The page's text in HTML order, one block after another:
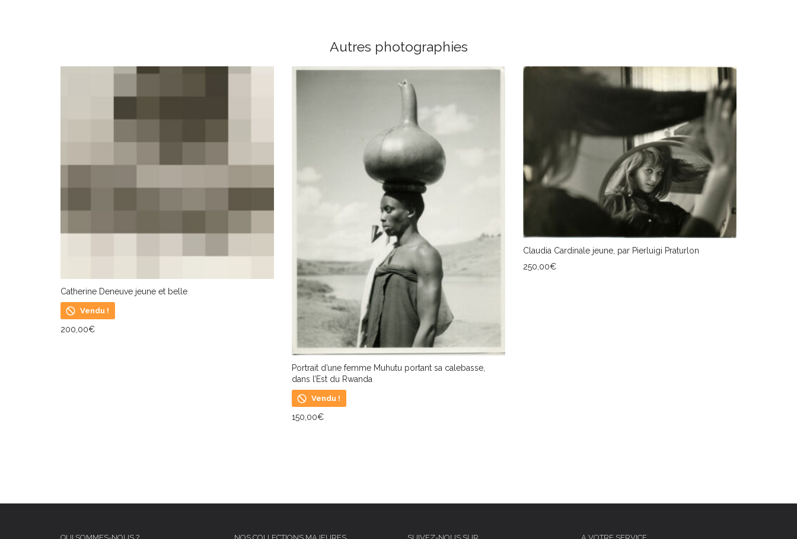
Autres photographies
Catherine Deneuve jeune et belle
Vendu !
200,00€
Portrait d’une femme Muhutu portant sa calebasse,
dans l’Est du Rwanda
Vendu !
150,00€
Claudia Cardinale jeune, par Pierluigi Praturlon
250,00€